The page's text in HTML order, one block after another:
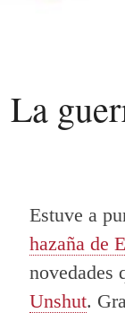
La
Estuve a
hazaña de
novedades
Unshut.